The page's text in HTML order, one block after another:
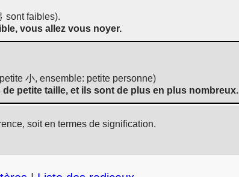
sont faibles).
vous allez vous noyer.
小, ensemble: petite personne)
petite taille, et ils sont de plus en plus nombreux.
soit en termes de signification.